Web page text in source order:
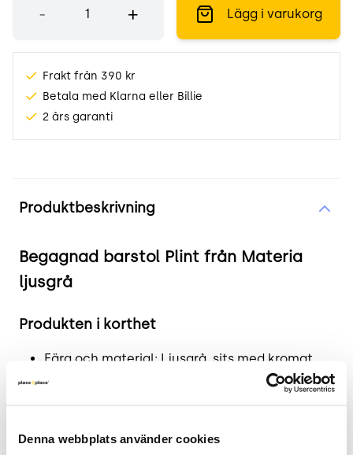
Denna webbplats använder cookies
- + Lägg i varukorg
Frakt från 390 kr
Betala med Klarna eller Billie
2 års garanti
Produktbeskrivning
Begagnad barstol Plint från Materia
ljusgrå
Produkten i korthet
Färg och material: Ljusgrå, sits med kromat
underrede
2 års garanti